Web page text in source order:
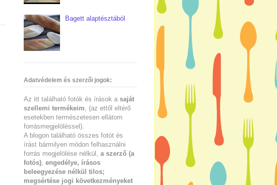
Bagett alaptésztából
Adatvédelem és szerzői jogok:
Az itt található fotók és írások a saját
szellemi termékeim , (az ettől eltérő
esetekben természetesen ellátom
forrásmegjelöléssel).
A blogon található összes fotót és
írást bármilyen módon felhasználni
forrás megjelölése nélkül, a szerző (a
fotós) engedélye, írásos
beleegyezése nélkül tilos;
megsértése jogi következményeket